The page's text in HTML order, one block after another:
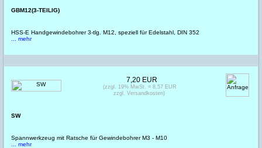
GBM12(3-TEILIG)
HSS-E Handgewindebohrer 3-tlg. M12, speziell für Edelstahl, DIN 352
... mehr
SW
Spannwerkzeug mit Ratsche für Gewindebohrer M3 - M10
... mehr
7,20 EUR
(zzgl. 19% MwSt. = 8,57 EUR
zzgl. Versandkosten)